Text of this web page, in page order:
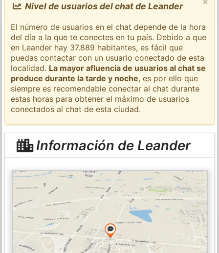
Nivel de usuarios del chat de Leander
El número de usuarios en el chat depende de la hora
del día a la que te conectes en tu país. Debido a que
en Leander hay 37.889 habitantes, es fácil que
puedas contactar con un usuario conectado de esta
localidad. La mayor afluencia de usuarios al chat se
produce durante la tarde y noche, es por ello que
siempre es recomendable conectar al chat durante
estas horas para obtener el máximo de usuarios
conectados al chat de esta ciudad.
Información de Leander